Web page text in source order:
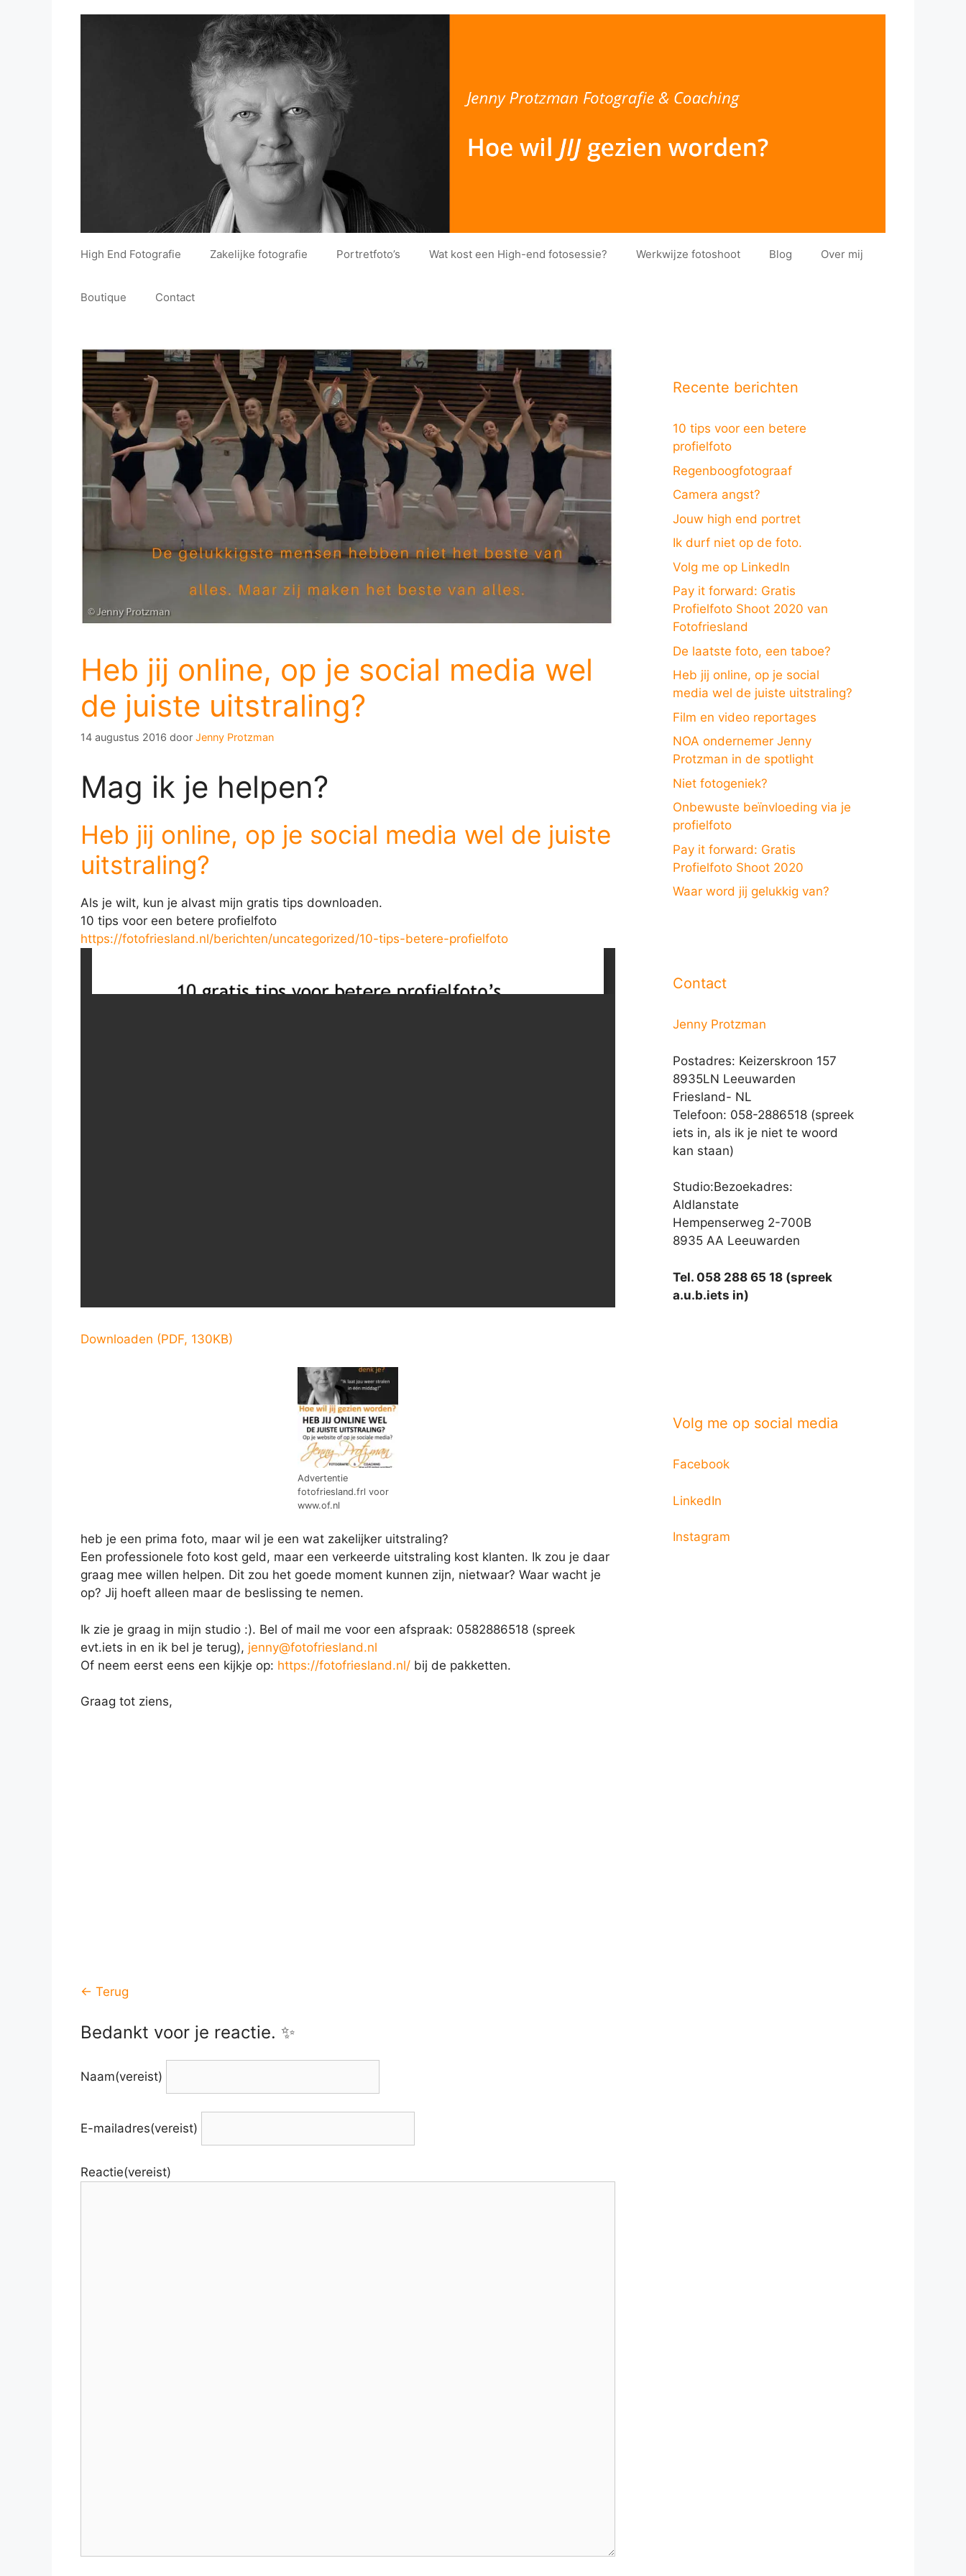
High End Fotografie Zakelijke fotografie Portretfoto’s Wat kost een High-end fotosessie? Werkwijze fotoshoot Blog Over mij
Boutique Contact
Heb jij online, op je social media wel
de juiste uitstraling?
14 augustus 2016 door Jenny Protzman
Mag ik je helpen?
Heb jij online, op je social media wel de juiste
uitstraling?
Als je wilt, kun je alvast mijn gratis tips downloaden.
10 tips voor een betere profielfoto
https://fotofriesland.nl/berichten/uncategorized/10-tips-betere-profielfoto
Downloaden (PDF, 130KB)
Advertentie
fotofriesland.frl voor
www.of.nl
heb je een prima foto, maar wil je een wat zakelijker uitstraling?
Een professionele foto kost geld, maar een verkeerde uitstraling kost klanten. Ik zou je daar
graag mee willen helpen. Dit zou het goede moment kunnen zijn, nietwaar? Waar wacht je
op? Jij hoeft alleen maar de beslissing te nemen.
Ik zie je graag in mijn studio :). Bel of mail me voor een afspraak: 0582886518 (spreek
evt.iets in en ik bel je terug), jenny@fotofriesland.nl
Of neem eerst eens een kijkje op: https://fotofriesland.nl/ bij de pakketten.
Graag tot ziens,
← Terug
Bedankt voor je reactie. ✨
Naam(vereist)
E-mailadres(vereist)
Reactie(vereist)
Recente berichten
10 tips voor een betere
profielfoto
Regenboogfotograaf
Camera angst?
Jouw high end portret
Ik durf niet op de foto.
Volg me op LinkedIn
Pay it forward: Gratis
Profielfoto Shoot 2020 van
Fotofriesland
De laatste foto, een taboe?
Heb jij online, op je social
media wel de juiste uitstraling?
Film en video reportages
NOA ondernemer Jenny
Protzman in de spotlight
Niet fotogeniek?
Onbewuste beïnvloeding via je
profielfoto
Pay it forward: Gratis
Profielfoto Shoot 2020
Waar word jij gelukkig van?
Contact
Jenny Protzman
Postadres: Keizerskroon 157
8935LN Leeuwarden
Friesland- NL
Telefoon: 058-2886518 (spreek
iets in, als ik je niet te woord
kan staan)
Studio:Bezoekadres:
Aldlanstate
Hempenserweg 2-700B
8935 AA Leeuwarden
Tel. 058 288 65 18 (spreek
a.u.b.iets in)
Volg me op social media
Facebook
LinkedIn
Instagram